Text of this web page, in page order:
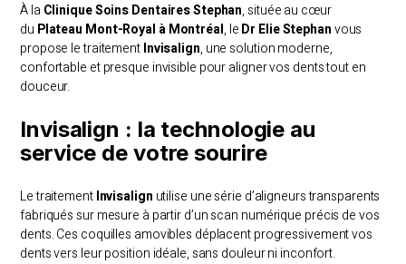
À la Clinique Soins Dentaires Stephan, située au cœur
du Plateau Mont-Royal à Montréal, leDr Elie Stephanvous
propose le traitementInvisalign, une solution moderne,
confortable et presque invisible pour aligner vos dents tout en
douceur.
Invisalign : la technologie au
service de votre sourire
Le traitementInvisalign utilise une série d’aligneurs transparents
fabriqués sur mesure à partir d’un scan numérique précis de vos
dents. Ces coquilles amovibles déplacent progressivement vos
dents vers leur position idéale, sans douleur ni inconfort.